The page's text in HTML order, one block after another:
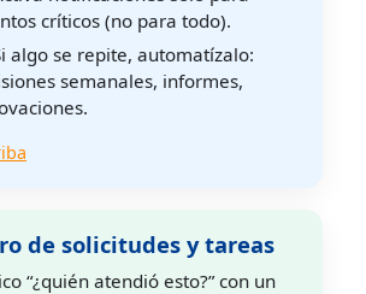
críticos (no para todo).
algo se repite, automatízalo:
semanales, informes,
de solicitudes y tareas
“¿quién atendió esto?” con un